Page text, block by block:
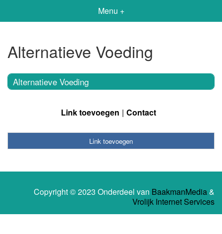
Menu +
Alternatieve Voeding
Alternatieve Voeding
Link toevoegen Contact
Link toevoegen
Copyright © 2023 Onderdeel van BaakmanMedia&
Vrolijk Internet Services